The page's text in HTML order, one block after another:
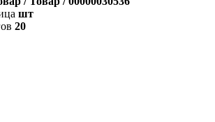
шт
20